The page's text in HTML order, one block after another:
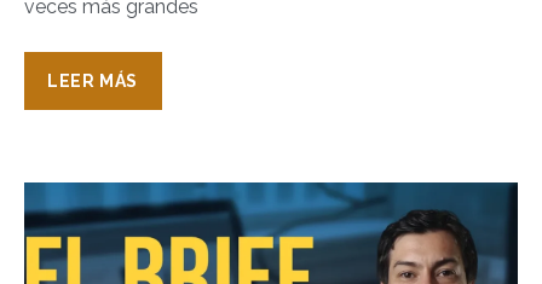
veces más grandes
LEER MÁS